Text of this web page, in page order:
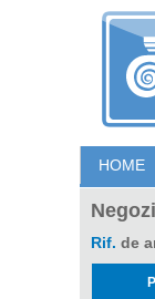
HOME
Rif. de